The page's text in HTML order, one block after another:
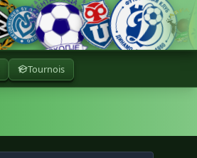
Tournois